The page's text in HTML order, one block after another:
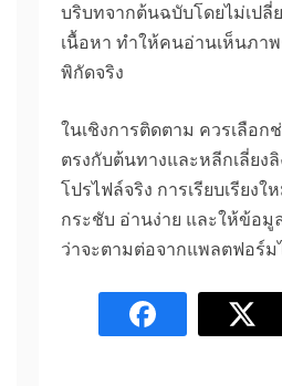
บริบทจากต้นฉบับโดยไม่เป
เนื้อหา ทำให้คนอ่านเห็นภา
พิกัดจริง
ในเชิงการติดตาม ควรเลือ
ตรงกับต้นทางและหลีกเลี่ยง
โปรไฟล์จริง การเรียบเรียงใ
กระชับ อ่านง่าย และให้ข้อ
ว่าจะตามต่อจากแพลตฟอร์